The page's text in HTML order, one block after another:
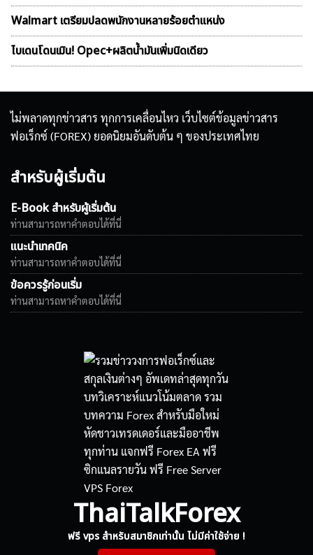
Walmart เตรียมปลดพนักงานหลายร้อยตำแหน่ง
ไบเดนโดนเมิน! Opec+ผลิตน้ำมันเพิ่มนิดเดียว
ไม่พลาดทุกข่าวสาร ทุกการเคลื่อนไหว เว็บไซต์ข้อมูลข่าวสาร
ฟอเร็กซ์ (FOREX) ยอดนิยมอันดับต้น ๆ ของประเทศไทย
สำหรับผู้เริ่มต้น
E-Book สำหรับผู้เริ่มต้น
ท่านสามารถหาคำตอบได้ที่นี่
แนะนำเทคนิค
ท่านสามารถหาคำตอบได้ที่นี่
ข้อควรรู้ก่อนเริ่ม
ท่านสามารถหาคำตอบได้ที่นี่
ThaiTalkForex
ฟรี vps สำหรับสมาชิกเท่านั้น ไม่มีค่าใช้จ่าย !